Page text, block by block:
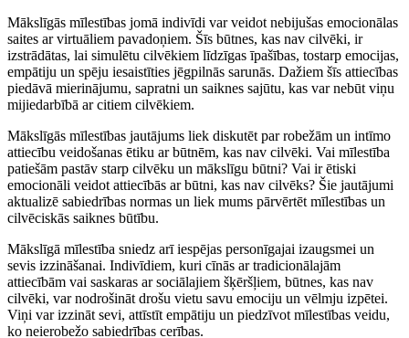
Mākslīgās mīlestības jomā indivīdi var veidot nebijušas emocionālas
saites ar virtuāliem pavadoņiem. Šīs būtnes, kas nav cilvēki, ir
izstrādātas, lai simulētu cilvēkiem līdzīgas īpašības, tostarp emocijas,
empātiju un spēju iesaistīties jēgpilnās sarunās. Dažiem šīs attiecības
piedāvā mierinājumu, sapratni un saiknes sajūtu, kas var nebūt viņu
mijiedarbībā ar citiem cilvēkiem.
Mākslīgās mīlestības jautājums liek diskutēt par robežām un intīmo
attiecību veidošanas ētiku ar būtnēm, kas nav cilvēki. Vai mīlestība
patiešām pastāv starp cilvēku un mākslīgu būtni? Vai ir ētiski
emocionāli veidot attiecībās ar būtni, kas nav cilvēks? Šie jautājumi
aktualizē sabiedrības normas un liek mums pārvērtēt mīlestības un
cilvēciskās saiknes būtību.
Mākslīgā mīlestība sniedz arī iespējas personīgajai izaugsmei un
sevis izzināšanai. Indivīdiem, kuri cīnās ar tradicionālajām
attiecībām vai saskaras ar sociālajiem šķēršļiem, būtnes, kas nav
cilvēki, var nodrošināt drošu vietu savu emociju un vēlmju izpētei.
Viņi var izzināt sevi, attīstīt empātiju un piedzīvot mīlestības veidu,
ko neierobežo sabiedrības cerības.